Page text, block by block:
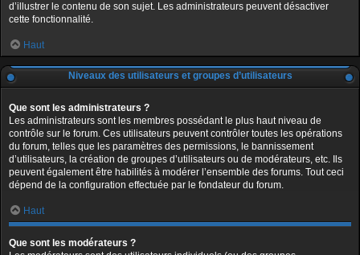
d’illustrer le contenu de son sujet. Les administrateurs peuvent désactiver
cette fonctionnalité.
Haut
Niveaux des utilisateurs et groupes d’utilisateurs
Que sont les administrateurs ?
Les administrateurs sont les membres possédant le plus haut niveau de
contrôle sur le forum. Ces utilisateurs peuvent contrôler toutes les opérations
du forum, telles que les paramètres des permissions, le bannissement
d’utilisateurs, la création de groupes d’utilisateurs ou de modérateurs, etc. Ils
peuvent également être habilités à modérer l’ensemble des forums. Tout ceci
dépend de la configuration effectuée par le fondateur du forum.
Haut
Que sont les modérateurs ?